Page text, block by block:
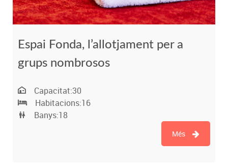
Espai Fonda, l’allotjament per a
grups nombrosos
Capacitat:30
Habitacions:16
Banys:18
Més